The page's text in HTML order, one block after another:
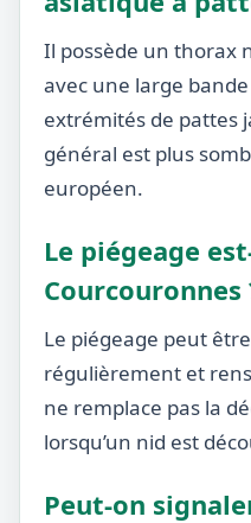
Il possède un thorax
avec une large
extrémités de pattes
général est plus
européen.
Le piégeage
Courcouronnes
Le piégeage peut
régulièrement et
ne remplace pas la
lorsqu’un nid est
Peut-on